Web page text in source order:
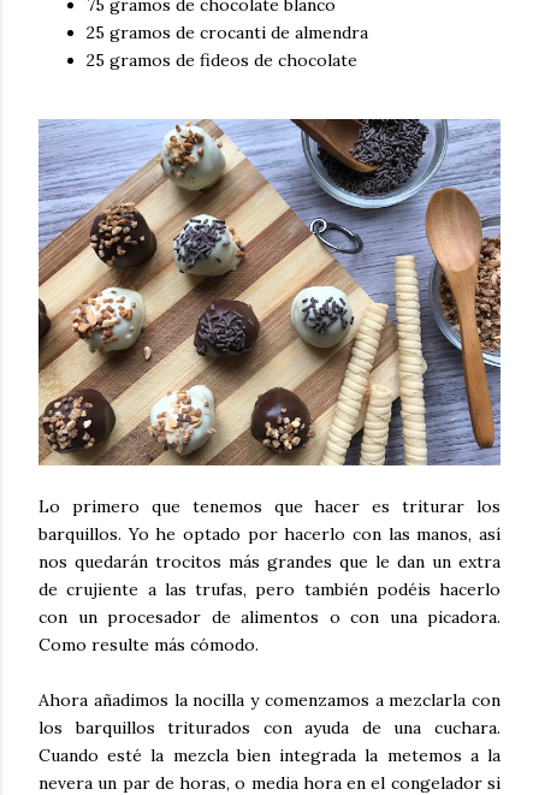
25 gramos de crocanti de almendra
25 gramos de fideos de chocolate
Lo primero que tenemos que hacer es triturar los
barquillos. Yo he optado por hacerlo con las manos, así
nos quedarán trocitos más grandes que le dan un extra
de crujiente a las trufas, pero también podéis hacerlo
con un procesador de alimentos o con una picadora.
Como resulte más cómodo.
Ahora añadimos la nocilla y comenzamos a mezclarla con
los barquillos triturados con ayuda de una cuchara.
Cuando esté la mezcla bien integrada la metemos a la
nevera un par de horas, o media hora en el congelador si